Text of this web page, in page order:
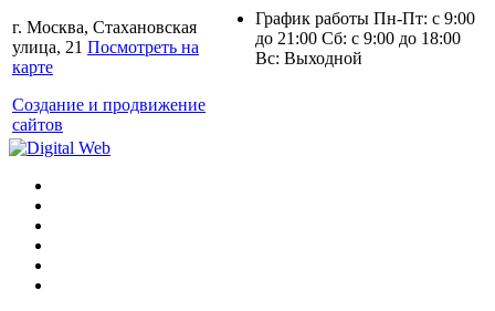
г. Москва, Стахановская
улица, 21 Посмотреть на
карте
Создание и продвижение
сайтов
График работы Пн-Пт: с 9:00
до 21:00 Сб: с 9:00 до 18:00
Вс: Выходной